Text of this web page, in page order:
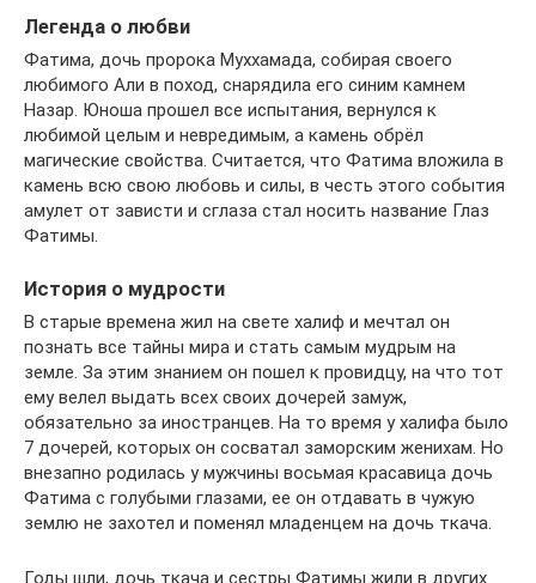
Легенда о любви
Фатима, дочь пророка Муххамада, собирая своего
любимого Али в поход, снарядила его синим камнем
Назар. Юноша прошел все испытания, вернулся к
любимой целым и невредимым, а камень обрёл
магические свойства. Считается, что Фатима вложила в
камень всю свою любовь и силы, в честь этого события
амулет от зависти и сглаза стал носить название Глаз
Фатимы.
История о мудрости
В старые времена жил на свете халиф и мечтал он
познать все тайны мира и стать самым мудрым на
земле. За этим знанием он пошел к провидцу, на что тот
ему велел выдать всех своих дочерей замуж,
обязательно за иностранцев. На то время у халифа было
7 дочерей, которых он сосватал заморским женихам. Но
внезапно родилась у мужчины восьмая красавица дочь
Фатима с голубыми глазами, ее он отдавать в чужую
землю не захотел и поменял младенцем на дочь ткача.
Годы шли, дочь ткача и сестры Фатимы жили в других